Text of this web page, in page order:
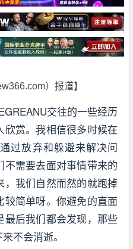
）报道】
交往的一些经历
赏。我相信很多时候在
过放弃和躲避来解决问
需要去面对事情带来的
我们自然而然的就跑掉
简单呀。你避免的直面
后我们都会发现，那些
不会消逝。